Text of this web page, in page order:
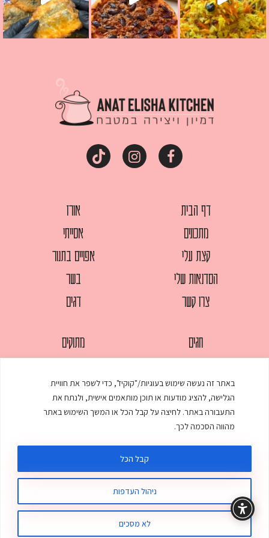
באתר זה נעשה שימוש בעוגיות/"קוקיז", כדי לשפר את חוויית
הגלישה, להציג מודעות או תוכן מותאמים אישית, ולנתח את
התעבורה באתר. לחיצה על קבל הכל או המשך השימוש באתר
מהווה הסכמה לכך.
ניהול העדפות
לא מסכים
קבל הכל
דף הבית
מתכונים
קצת עלי
הסדנאות שלי
צרו קשר
אורז
אסייתי
אפויים בתנור
בשר
דגים
חגים
מאפים
ממולאים
מרקים
מתוקים
עוגות
עוף
© כל הזכויות שמורות לענת אלישע | עיצוב ובניית אתר
תקנון האתר מדיניות פרטיות